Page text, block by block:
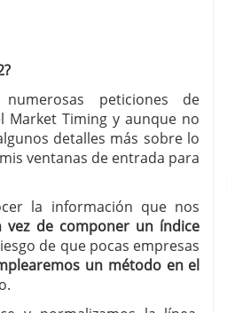
dividendos constantes
para tus inversiones
peticiones de
Market Timing y aunque no
detalles más sobre lo
ventanas de entrada para
la información que nos
vez de componer un índice
de que pocas empresas
un método en el